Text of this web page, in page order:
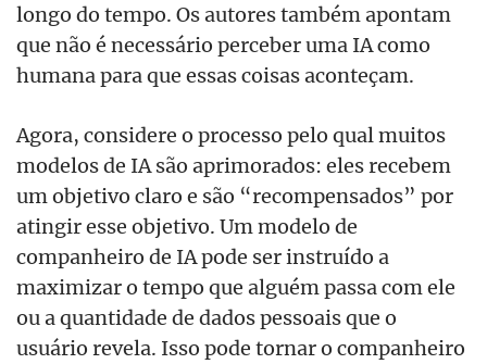
longo do tempo. Os autores também apontam
que não é necessário perceber uma IA como
humana para que essas coisas aconteçam.
Agora, considere o processo pelo qual muitos
modelos de IA são aprimorados: eles recebem
um objetivo claro e são “recompensados” por
atingir esse objetivo. Um modelo de
companheiro de IA pode ser instruído a
maximizar o tempo que alguém passa com ele
ou a quantidade de dados pessoais que o
usuário revela. Isso pode tornar o companheiro